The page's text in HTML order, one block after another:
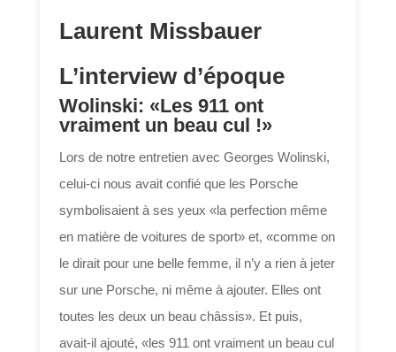
Laurent Missbauer
L’interview d’époque
Wolinski: «Les 911 ont
vraiment un beau cul !»
Lors de notre entretien avec Georges Wolinski,
celui-ci nous avait confié que les Porsche
symbolisaient à ses yeux «la perfection même
en matière de voitures de sport» et, «comme on
le dirait pour une belle femme, il n’y a rien à jeter
sur une Porsche, ni même à ajouter. Elles ont
toutes les deux un beau châssis». Et puis,
avait-il ajouté, «les 911 ont vraiment un beau cul